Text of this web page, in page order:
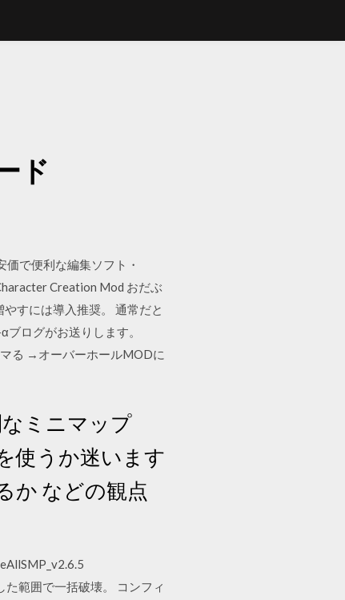
ド
で便利な編集ソフト・
Creation Mod おだぶ
すには導入推奨。 通常だと
ログがお送りします。
る →オーバーホールMODに
ミニマップ
使うか迷います
か などの観点
範囲で一括破壊。 コンフィ